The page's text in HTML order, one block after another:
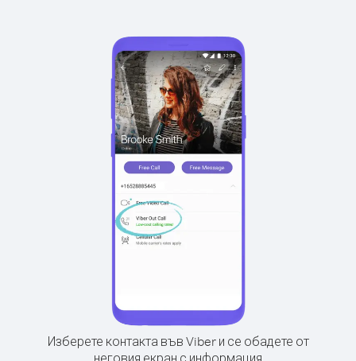
Изберете контакта във Viber и се обадете от
неговия екран с информация